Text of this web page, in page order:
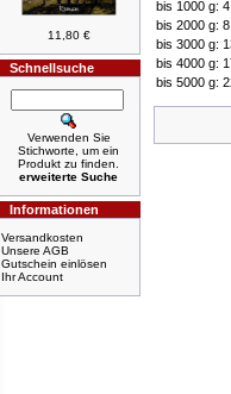
11,80 €
Schnellsuche
Verwenden Sie
Stichworte, um ein
Produkt zu finden.
erweiterte Suche
Informationen
Versandkosten
Unsere AGB
Gutschein einlösen
Ihr Account
bis 1000 g:
bis 2000 g:
bis 3000 g:
bis 4000 g:
bis 5000 g: